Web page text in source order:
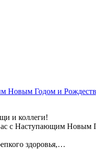
Новым Годом и
и коллеги!
с Наступающим Новым
здоровья,…